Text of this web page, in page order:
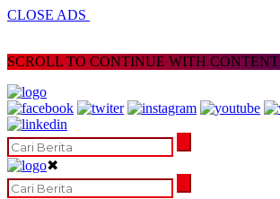
CLOSE ADS
SCROLL TO CONTINUE WITH CONTENT
✖